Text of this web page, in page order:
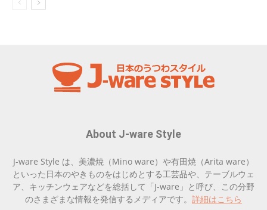
About J-ware Style
J-ware Style は、美濃焼（Mino ware）や有田焼（Arita ware）
といった日本のやきものをはじめとする工芸品や、テーブルウェ
ア、キッチンウェアなどを総括して「J-ware」と呼び、この分野
のさまざまな情報を発信するメディアです。 詳細はこちら